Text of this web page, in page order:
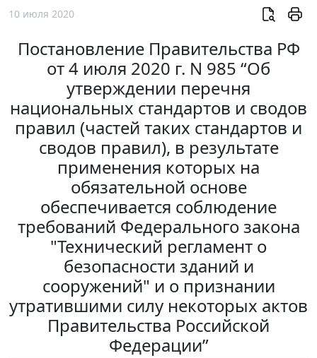
10 июля 2020
Постановление Правительства РФ
от 4 июля 2020 г. N 985 “Об
утверждении перечня
национальных стандартов и сводов
правил (частей таких стандартов и
сводов правил), в результате
применения которых на
обязательной основе
обеспечивается соблюдение
требований Федерального закона
"Технический регламент о
безопасности зданий и
сооружений" и о признании
утратившими силу некоторых актов
Правительства Российской
Федерации”